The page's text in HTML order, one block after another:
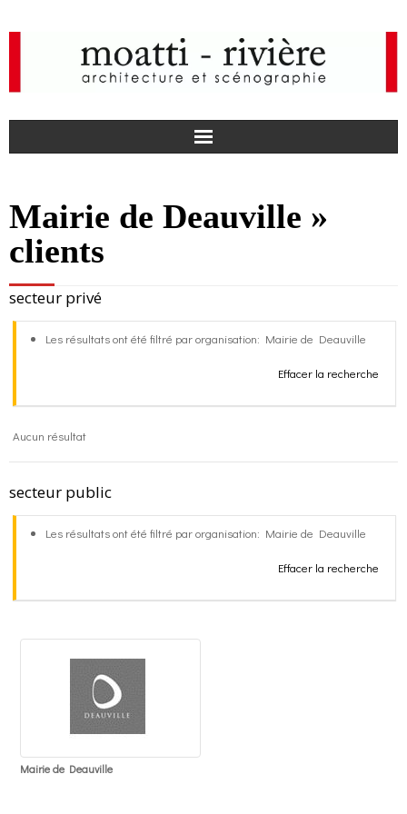
a
c
o
k
I
n
a
r
a
actualités
agence
médias
FR
EN
Mairie de Deauville »
clients
secteur privé
Les résultats ont été filtré par organisation: Mairie de Deauville
Effacer la recherche
Aucun résultat
secteur public
Les résultats ont été filtré par organisation: Mairie de Deauville
Effacer la recherche
Mairie de Deauville